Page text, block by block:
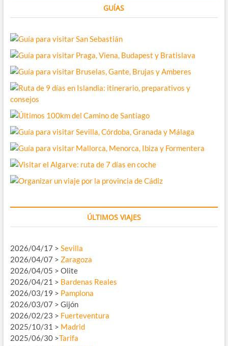
GUÍAS
ÚLTIMOS VIAJES
2026/04/17 > Sevilla
2026/04/07 > Zaragoza
2026/04/05 > Olite
2026/04/21 > Bardenas Reales
2026/03/19 > Pamplona
2026/03/07 > Gijón
2026/02/23 > Fuerteventura
2025/10/31 > Madrid
2025/06/30 >Tarifa